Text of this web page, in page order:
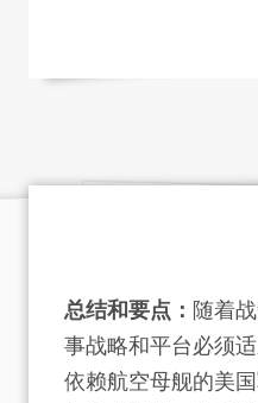
总结和要点： 随着
事战略和平台必须
依赖航空母舰的美